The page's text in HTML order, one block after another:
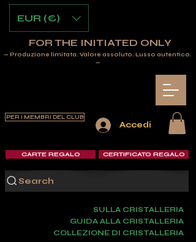
Accedi
PER I MEMBRI DEL CLUB
Search
CARTE REGALO CERTIFICATO REGALO
FOR THE INITIATED ONLY
— Produzione limitata. Valore assoluto. Lusso autentico.
—
EUR (€)
SULLA CRISTALLERIA
GUIDA ALLA CRISTALLERIA
COLLEZIONE DI CRISTALLERIA